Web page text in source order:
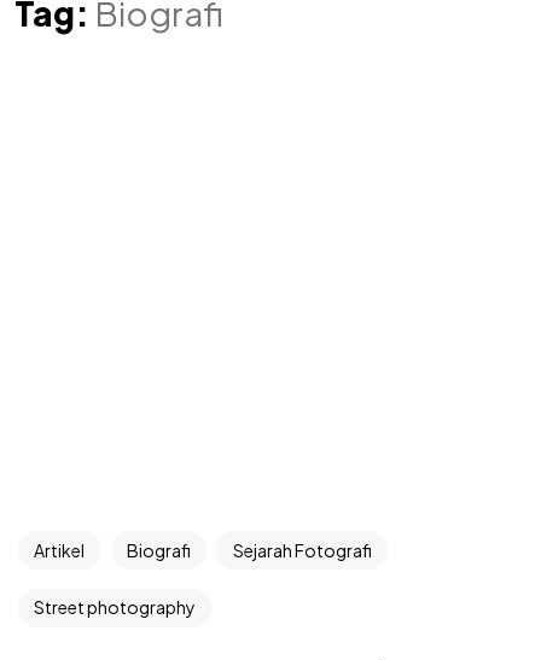
Tag: Biografi
Artikel Biografi Sejarah Fotografi
Street photography